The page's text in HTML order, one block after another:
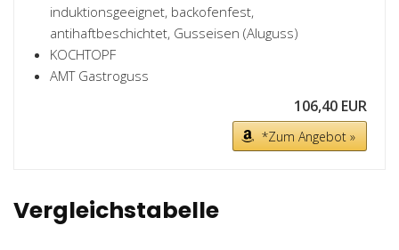
induktionsgeeignet, backofenfest,
antihaftbeschichtet, Gusseisen (Aluguss)
KOCHTOPF
AMT Gastroguss
106,40 EUR
*Zum Angebot »
Vergleichstabelle